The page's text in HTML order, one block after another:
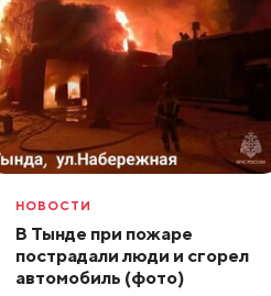
НОВОСТИ
В Тынде при пожаре
пострадали люди и сгорел
автомобиль (фото)